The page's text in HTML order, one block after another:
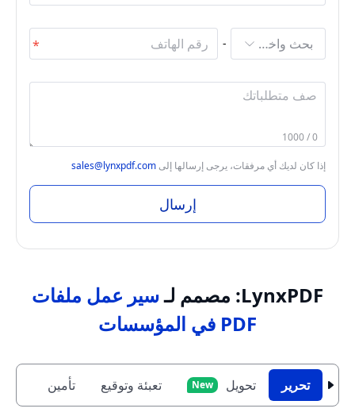
بحث واختيار -
0 / 1000
إذا كان لديك أي مرفقات، يرجى إرسالها إلى sales@lynxpdf.com
إرسال
LynxPDF: مصمم لـ
سير عمل ملفات
PDF في المؤسسات
تحرير تحويل New تعبئة وتوقيع تأمين